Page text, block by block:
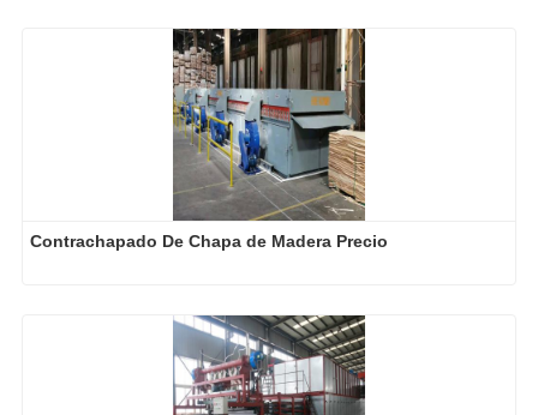
Contrachapado De Chapa de Madera Precio